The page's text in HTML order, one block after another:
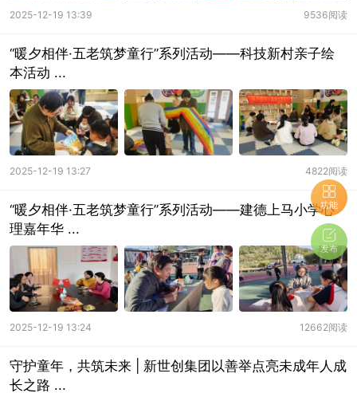
9536阅读
2025-12-19 13:39
“暖夕相伴·五老筑梦童行”系列活动——科技新村亲子绘
本活动 ...
4822阅读
2025-12-19 13:27
“暖夕相伴·五老筑梦童行”系列活动——建德上马小学心
理嘉年华 ...
12662阅读
2025-12-19 13:24
守护童年，共筑未来 | 新世创集团以善举点亮未成年人成
长之路 ...
功能
发布